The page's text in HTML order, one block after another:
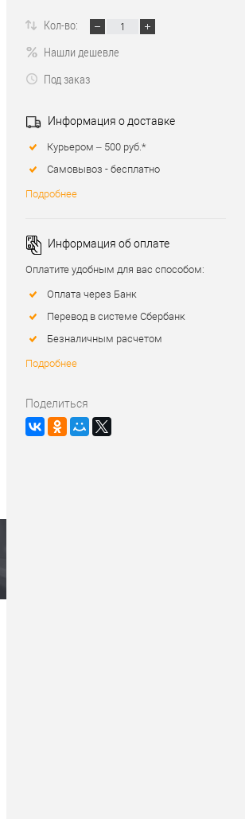
Кол-во:
Нашли дешевле
Под заказ
Информация о доставке
Курьером – 500 руб.*
Самовывоз - бесплатно
Подробнее
Информация об оплате
Оплатите удобным для вас способом:
Оплата через Банк
Перевод в системе Сбербанк
Безналичным расчетом
Подробнее
Поделиться